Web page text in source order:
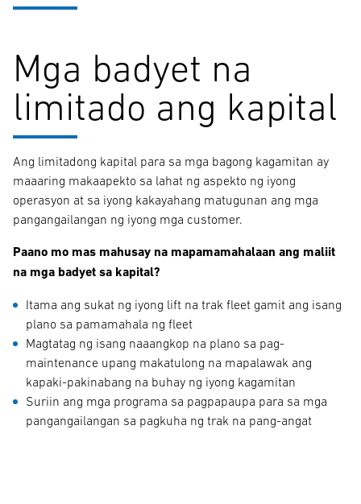
Mga badyet na
limitado ang kapital
Ang limitadong kapital para sa mga bagong kagamitan ay
maaaring makaapekto sa lahat ng aspekto ng iyong
operasyon at sa iyong kakayahang matugunan ang mga
pangangailangan ng iyong mga customer.
Paano mo mas mahusay na mapamamahalaan ang maliit
na mga badyet sa kapital?
Itama ang sukat ng iyong lift na trak fleet gamit ang isang
plano sa pamamahala ng fleet
Magtatag ng isang naaangkop na plano sa pag-
maintenance upang makatulong na mapalawak ang
kapaki-pakinabang na buhay ng iyong kagamitan
Suriin ang mga programa sa pagpapaupa para sa mga
pangangailangan sa pagkuha ng trak na pang-angat